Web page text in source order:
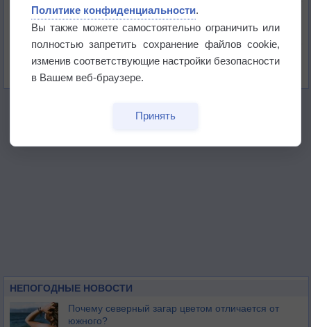
Европейские столицы бьют рекорды жары
не выпадал дождь
НЕПОГОДНЫЕ НОВОСТИ
Почему северный загар цветом отличается от
южного?
Политике конфиденциальности.
Вы также можете самостоятельно ограничить или
полностью запретить сохранение файлов cookie,
изменив соответствующие настройки безопасности
в Вашем веб-браузере.
Принять